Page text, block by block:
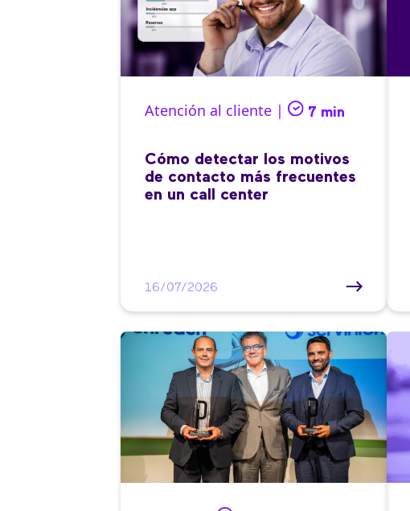
Atención al cliente | 7 min
Cómo detectar los motivos
de contacto más frecuentes
en un call center
16/07/2026